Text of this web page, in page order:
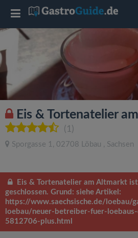
Eis & Tortenatelier
(1)
Sporgasse 1 , 02708 Löbau , Sachsen
Eis & Tortenatelier am Altmarkt
geschlossen. Grund: siehe Artikel:
https://www.saechsische.de/loebau/
loebau/neuer-betreiber-fuer-
5812706-plus.html
T
o
l
e
a
v